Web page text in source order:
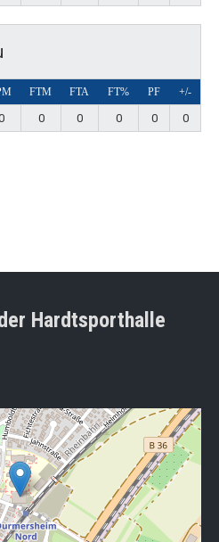
FTM FTA FT% PF +/-
0 0 0 0 0
Hardtsporthalle